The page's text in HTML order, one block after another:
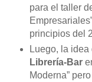
para el taller
principios del
Luego, la
Librería-Bar
Moderna”